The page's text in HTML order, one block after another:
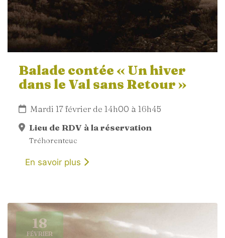
Balade contée « Un hiver
dans le Val sans Retour »
Mardi 17 février de 14h00 à 16h45
Lieu de RDV à la réservation
Tréhorenteuc
En savoir plus
18
FÉVRIER